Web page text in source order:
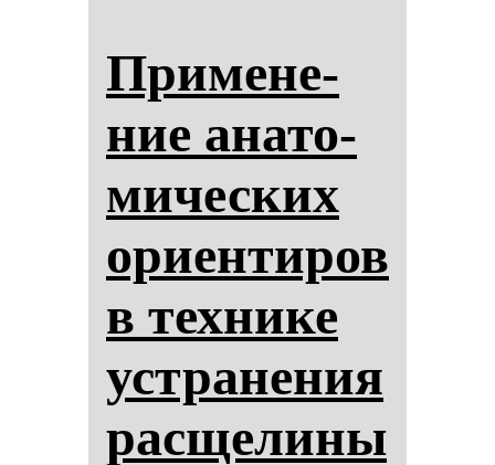
При­ме­не­
ние ана­то­
ми­чес­ких
ори­ен­ти­ров
в тех­ни­ке
ус­тра­не­ния
рас­ще­ли­ны